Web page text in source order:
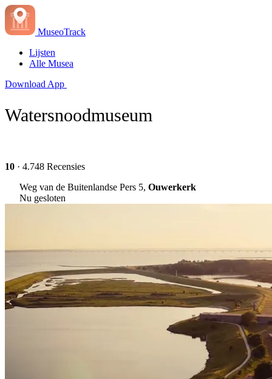
MuseoTrack
Lijsten
Alle Musea
Download App
Watersnoodmuseum
10 · 4.748 Recensies
Weg van de Buitenlandse Pers 5, Ouwerkerk
Nu gesloten